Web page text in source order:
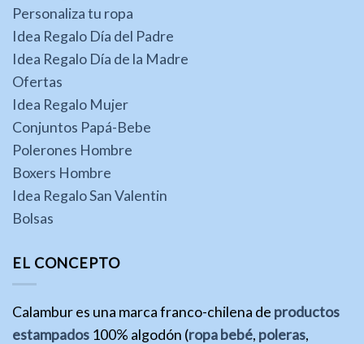
Personaliza tu ropa
Idea Regalo Día del Padre
Idea Regalo Día de la Madre
Ofertas
Idea Regalo Mujer
Conjuntos Papá-Bebe
Polerones Hombre
Boxers Hombre
Idea Regalo San Valentin
Bolsas
EL CONCEPTO
Calambur es una marca franco-chilena de productos
estampados 100% algodón (ropa bebé, poleras,